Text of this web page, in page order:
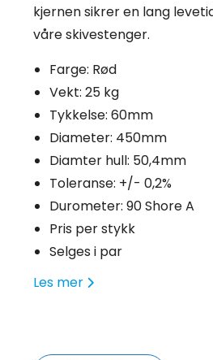
kjernen sikrer en lang
våre skivestenger.
Farge: Rød
Vekt: 25 kg
Tykkelse: 60mm
Diameter: 450mm
Diamter hull: 50,4mm
Toleranse: +/- 0,2%
Durometer: 90 Shore A
Pris per stykk
Selges i par
Les mer